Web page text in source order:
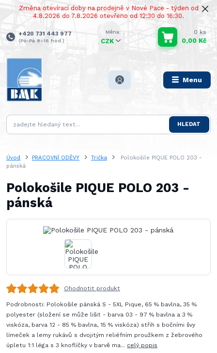
Změna otevírací doby na prodejně v Nové Pace - týden od
4.8.2026 do 7.8.2026 otevřeno od 12:30 do 16:30.
Menu
CZK
HLEDAT
+420 731 443 977
(Po-Pá 8–16 hod.)
0 ks
0,00 Kč
Úvod PRACOVNÍ ODĚVY Trička
Polokošile PIQUE POLO 203 -
pánská
Polokošile PIQUE POLO 203 -
pánská
Ohodnotit produkt
Podrobnosti: Polokošile pánská S - 5XL Pique, 65 % bavlna, 35 %
polyester (složení se může lišit - barva 03 - 97 % bavlna a 3 %
viskóza, barva 12 - 85 % bavlna, 15 % viskóza) střih s bočními švy
límeček a lemy rukávů s dvojitým reliéfním proužkem z žebrového
úpletu 1:1 léga s 3 knoflíčky v barvě ma... celý popis